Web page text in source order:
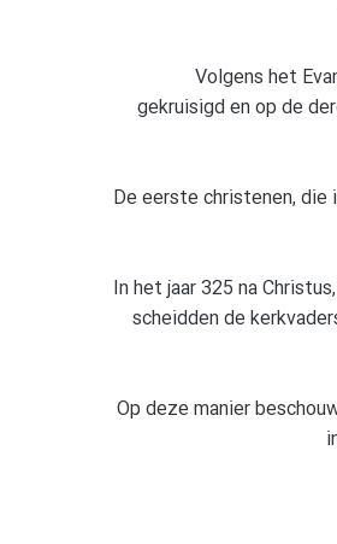
Volgens het
gekruisigd en op de
De eerste christenen, die
In het jaar 325 na
scheidden de
Op deze manier